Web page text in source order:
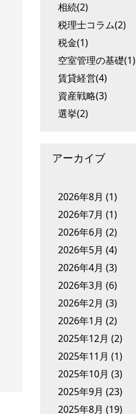
相続(2)
税理士コラム(2)
税金(1)
空室管理の基礎(1)
賃貸経営(4)
資産戦略(3)
選挙(2)
アーカイブ
2026年8月 (1)
2026年7月 (1)
2026年6月 (2)
2026年5月 (4)
2026年4月 (3)
2026年3月 (6)
2026年2月 (3)
2026年1月 (2)
2025年12月 (2)
2025年11月 (1)
2025年10月 (3)
2025年9月 (23)
2025年8月 (19)